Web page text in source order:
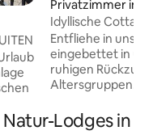
Privatzimmer in
Idyllische
Entfliehe in
eingebettet in
ruhigen
Altersgruppen. Entspanne dich auf
Blick, entspanne
Lodges in